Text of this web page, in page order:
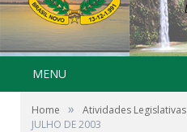
MENU
Home » Atividades Legislativas
JULHO DE 2003